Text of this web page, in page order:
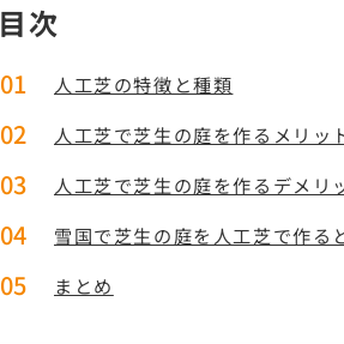
目次
人工芝の特徴と種類
人工芝で芝生の庭を作るメリッ
人工芝で芝生の庭を作るデメリ
雪国で芝生の庭を人工芝で作る
まとめ